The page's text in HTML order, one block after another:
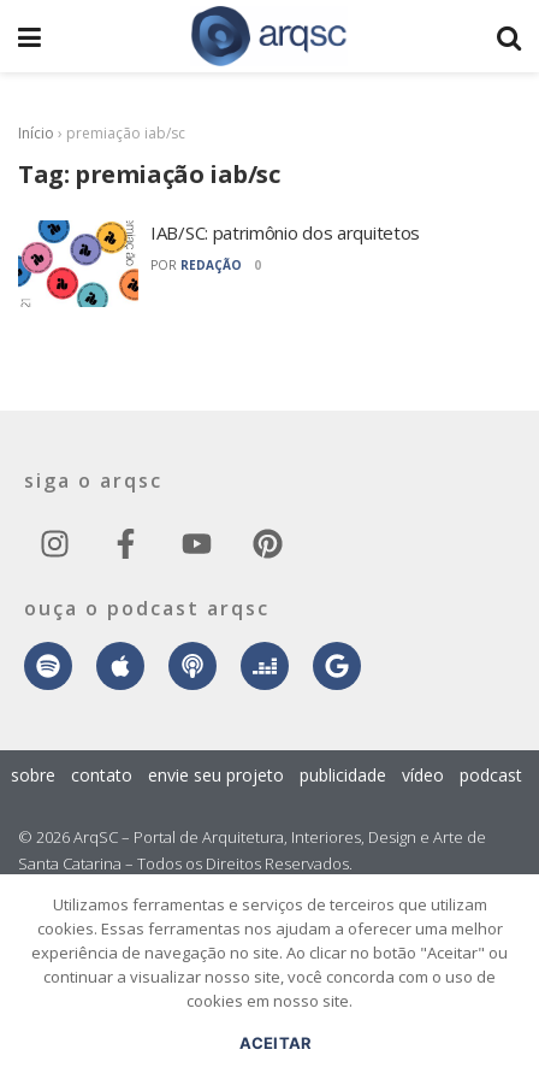
Início › premiação iab/sc
Tag: premiação iab/sc
IAB/SC: patrimônio dos arquitetos
POR REDAÇÃO 0
siga o arqsc
ouça o podcast arqsc
© 2026 ArqSC – Portal de Arquitetura, Interiores, Design e Arte de
Santa Catarina – Todos os Direitos Reservados.
sobre contato envie seu projeto publicidade vídeo podcast
Utilizamos ferramentas e serviços de terceiros que utilizam
cookies. Essas ferramentas nos ajudam a oferecer uma melhor
experiência de navegação no site. Ao clicar no botão "Aceitar" ou
continuar a visualizar nosso site, você concorda com o uso de
cookies em nosso site.
ACEITAR